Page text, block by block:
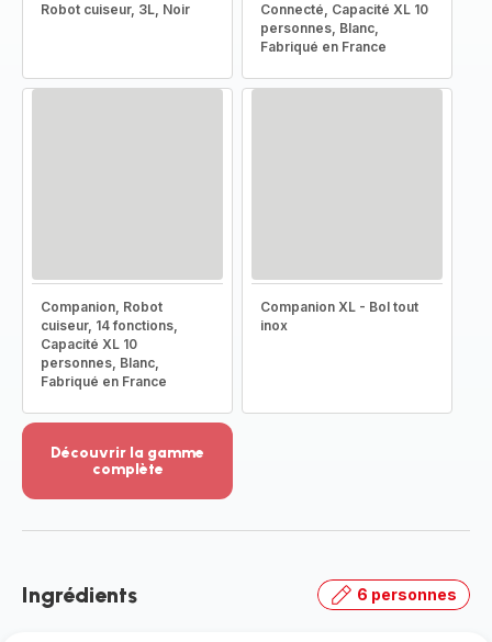
Robot cuiseur, 3L, Noir
Connecté, Capacité XL 10
personnes, Blanc,
Fabriqué en France
Companion, Robot
cuiseur, 14 fonctions,
Capacité XL 10
personnes, Blanc,
Fabriqué en France
Companion XL - Bol tout
inox
Découvrir la gamme
complète
-
gamme
Ingrédients 6 personnes